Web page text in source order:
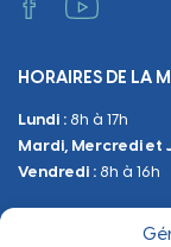
Administratif
Manifestations
Urbanisme
Sanitaire et
HORAIRES DE LA
Lundi : 8h à 17h
Mardi, Mercredi et
Vendredi : 8h à 16h
BESOIN